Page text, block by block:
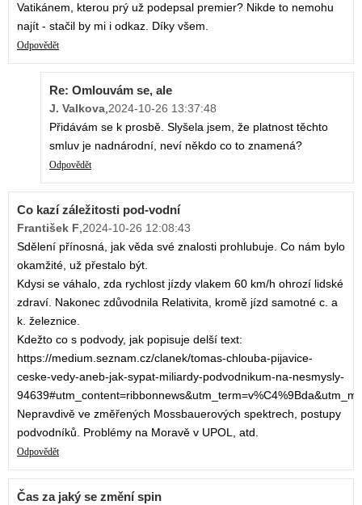
Vatikánem, kterou prý už podepsal premier? Nikde to nemohu
najít - stačil by mi i odkaz. Díky všem.
Odpovědět
Re: Omlouvám se, ale
J. Valkova 2024-10-26 13:37:48
Přidávám se k prosbě. Slyšela jsem, že platnost těchto
smluv je nadnárodní, neví někdo co to znamená?
Odpovědět
Co kazí záležitosti pod-vodní
František F 2024-10-26 12:08:43
Sdělení přínosná, jak věda své znalosti prohlubuje. Co nám bylo
okamžité, už přestalo být.
Kdysi se váhalo, zda rychlost jízdy vlakem 60 km/h ohrozí lidské
zdraví. Nakonec zdůvodnila Relativita, kromě jízd samotné c. a
k. železnice.
Kdežto co s podvody, jak popisuje delší text:
https://medium.seznam.cz/clanek/tomas-chlouba-pijavice-
ceske-vedy-aneb-jak-sypat-miliardy-podvodnikum-na-nesmysly-
Nepravdivě ve změřených Mossbauerových spektrech, postupy
podvodníků. Problémy na Moravě v UPOL, atd.
Odpovědět
Čas za jaký se změní spin